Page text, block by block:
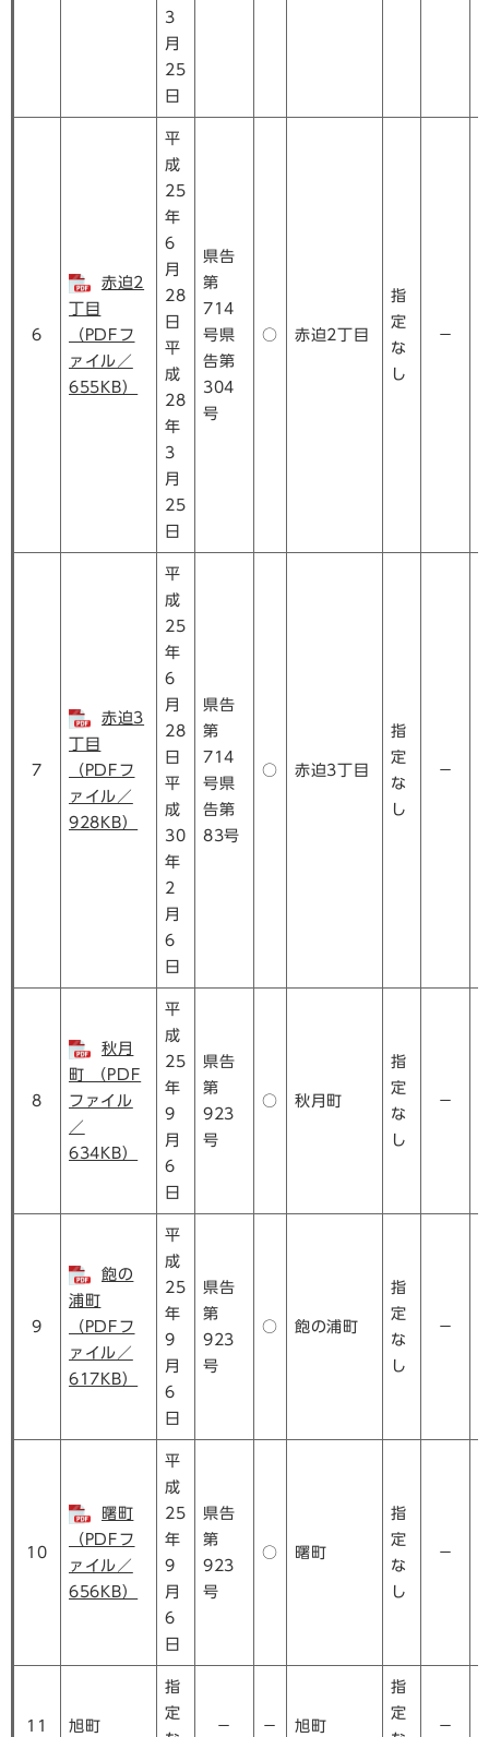
3
月
25
日
6
赤迫2
丁目
（PDFフ
ァイル／
655KB）
平
成
25
年
6
月
28
日
平
成
28
年
3
月
25
日
県告
第
714
号県
告第
304
号
○ 赤迫2丁目
指
定
な
し
－
7
赤迫3
丁目
（PDFフ
ァイル／
928KB）
平
成
25
年
6
月
28
日
平
成
30
年
2
月
6
日
県告
第
714
号県
告第
83号
○ 赤迫3丁目
指
定
な
し
－
8
秋月
町 （PDF
ファイル
／
634KB）
平
成
25
年
9
月
6
日
県告
第
923
号
○ 秋月町
指
定
な
し
－
9
飽の
浦町
（PDFフ
ァイル／
617KB）
平
成
25
年
9
月
6
日
県告
第
923
号
○ 飽の浦町
指
定
な
し
－
10
曙町
（PDFフ
ァイル／
656KB）
平
成
25
年
9
月
6
日
県告
第
923
号
○ 曙町
指
定
な
し
－
11 旭町
指
定
－ － 旭町
指
定
－